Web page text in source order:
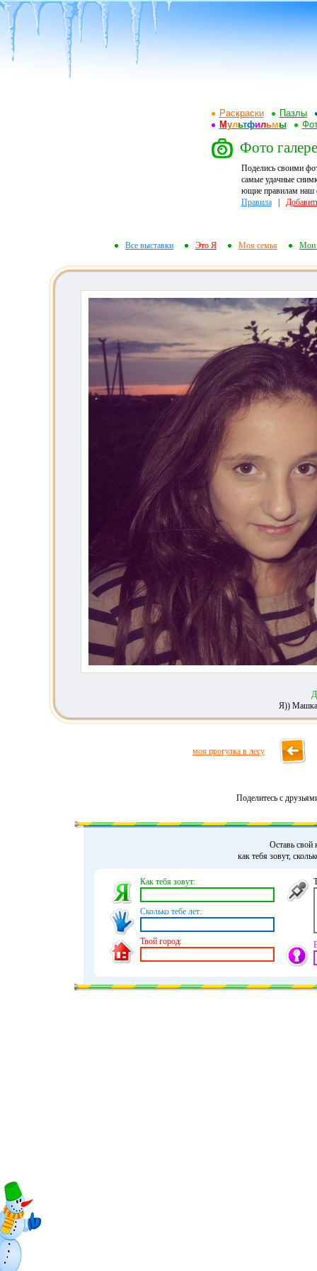
Раскраски
Пазлы
Мультфильмы
Фото
Поделись своими
самые удачные
ющие правилам наш
Правила|
Все выставки Это Я Моя семья Мои
Я)) Машка
моя прогулка в лесу
Поделитесь с
Оставь свой
как тебя зовут,
Как тебя зовут:
Сколько тебе лет:
Твой город: